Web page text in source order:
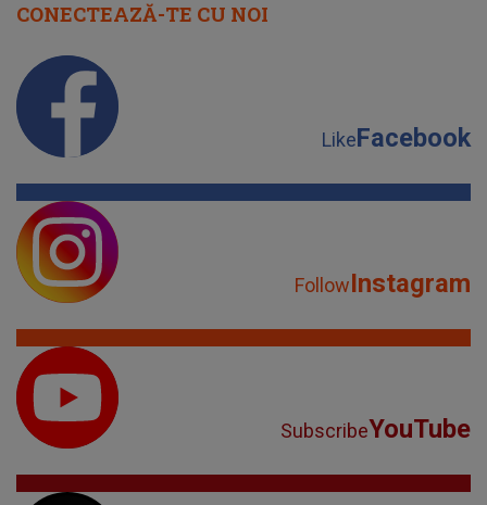
CONECTEAZĂ-TE CU NOI
LikeFacebook
FollowInstagram
SubscribeYouTube